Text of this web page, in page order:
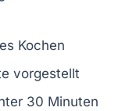
Kochen
vorgestellt
30 Minuten